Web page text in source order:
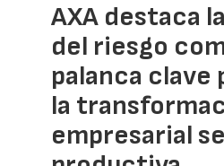
AXA destaca
del riesgo
palanca clave
la
empresarial